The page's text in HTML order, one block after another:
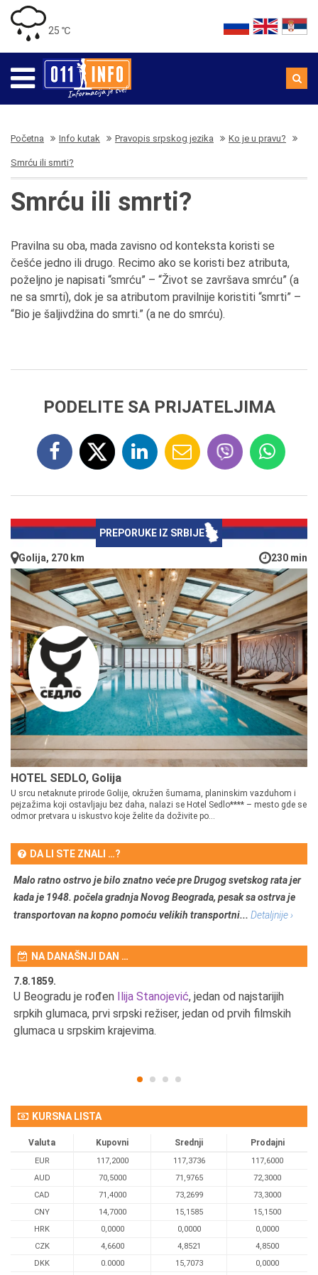
25 ℃
Početna Info kutak Pravopis srpskog jezika Ko je u pravu?
Smrću ili smrti?
Smrću ili smrti?
Pravilna su oba, mada zavisno od konteksta koristi se
češće jedno ili drugo. Recimo ako se koristi bez atributa,
poželjno je napisati “smrću” – “Život se završava smrću” (a
ne sa smrti), dok je sa atributom pravilnije koristiti “smrti” –
“Bio je šaljivdžina do smrti.” (a ne do smrću).
PODELITE SA PRIJATELJIMA
PREPORUKE IZ SRBIJE
Golija, 270 km 230 min
HOTEL SEDLO, Golija
U srcu netaknute prirode Golije, okružen šumama, planinskim vazduhom i
pejzažima koji ostavljaju bez daha, nalazi se Hotel Sedlo**** – mesto gde se
odmor pretvara u iskustvo koje želite da doživite po...
DA LI STE ZNALI …?
Malo ratno ostrvo je bilo znatno veće pre Drugog svetskog rata jer
kada je 1948. počela gradnja Novog Beograda, pesak sa ostrva je
transportovan na kopno pomoću velikih transportni... Detaljnije ›
NA DANAŠNJI DAN …
7.8.1859.
U Beogradu je rođen Ilija Stanojević, jedan od najstarijih
srpkih glumaca, prvi srpski režiser, jedan od prvih filmskih
glumaca u srpskim krajevima.
KURSNA LISTA
Valuta Kupovni Srednji Prodajni
EUR 117,2000 117,3736
117,6000
AUD
70,5000 71,9765
72,3000
CAD
71,4000 73,2699
73,3000
CNY
14,7000 15,1585
15,1500
HRK
0,0000 0,0000
0,0000
CZK
4,6600 4,8521
4,8500
DKK
0.0000 15,7073 0,0000